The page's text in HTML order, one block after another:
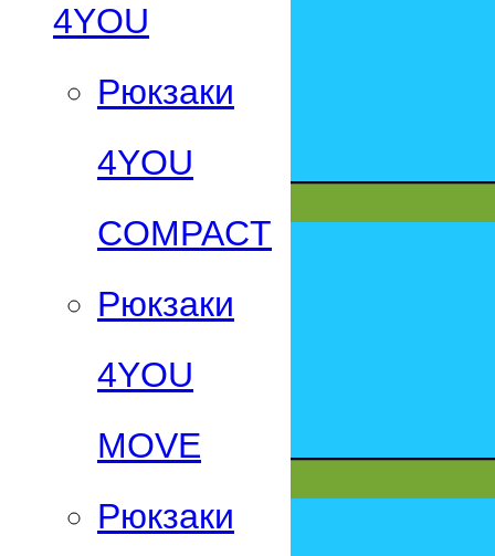
4YOU
Рюкзаки
4YOU
СOMPACT
Рюкзаки
4YOU
MOVE
Рюкзаки